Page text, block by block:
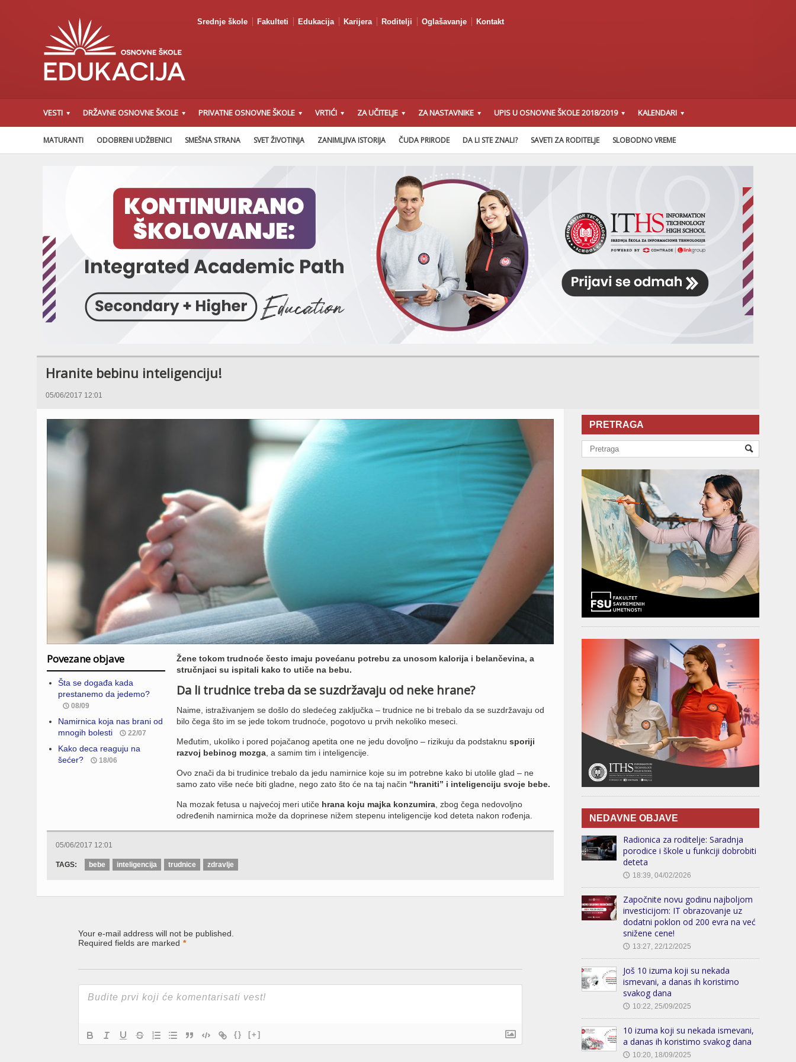
Srednje škole Fakulteti Edukacija Karijera Roditelji Oglašavanje Kontakt
VESTI DRŽAVNE OSNOVNE ŠKOLE PRIVATNE OSNOVNE ŠKOLE VRTIĆI ZA UČITELJE ZA NASTAVNIKE UPIS U OSNOVNE ŠKOLE 2018/2019 KALENDARI
MATURANTI ODOBRENI UDŽBENICI SMEŠNA STRANA SVET ŽIVOTINJA ZANIMLJIVA ISTORIJA ČUDA PRIRODE DA LI STE ZNALI? SAVETI ZA RODITELJE SLOBODNO VREME
Hranite bebinu inteligenciju!
05/06/2017 12:01
Povezane objave
Šta se događa kada
prestanemo da jedemo?
08/09
Namirnica koja nas brani od
mnogih bolesti
22/07
Kako deca reaguju na
šećer?
18/06
Žene tokom trudnoće često imaju povećanu potrebu za unosom kalorija i belančevina, a
stručnjaci su ispitali kako to utiče na bebu.
Da li trudnice treba da se suzdržavaju od neke hrane?
Naime, istraživanjem se došlo do sledećeg zaključka – trudnice ne bi trebalo da se suzdržavaju od
bilo čega što im se jede tokom trudnoće, pogotovo u prvih nekoliko meseci.
Međutim, ukoliko i pored pojačanog apetita one ne jedu dovoljno – rizikuju da podstaknu sporiji
razvoj bebinog mozga, a samim tim i inteligencije.
Ovo znači da bi trudinice trebalo da jedu namirnice koje su im potrebne kako bi utolile glad – ne
samo zato više neće biti gladne, nego zato što će na taj način “hraniti” i inteligenciju svoje bebe.
Na mozak fetusa u najvećoj meri utičehrana koju majka konzumira, zbog čega nedovoljno
određenih namirnica može da doprinese nižem stepenu inteligencije kod deteta nakon rođenja.
05/06/2017 12:01
TAGS: bebe inteligencija trudnice zdravlje
Your e-mail address will not be published.
Required fields are marked *
{} [+]
PRETRAGA
NEDAVNE OBJAVE
Radionica za roditelje: Saradnja
porodice i škole u funkciji dobrobiti
deteta
🕔 18:39, 04/02/2026
Započnite novu godinu najboljom
investicijom: IT obrazovanje uz
dodatni poklon od 200 evra na već
snižene cene!
🕔 13:27, 22/12/2025
Još 10 izuma koji su nekada
ismevani, a danas ih koristimo
svakog dana
🕔 10:22, 25/09/2025
10 izuma koji su nekada ismevani,
a danas ih koristimo svakog dana
🕔 10:20, 18/09/2025